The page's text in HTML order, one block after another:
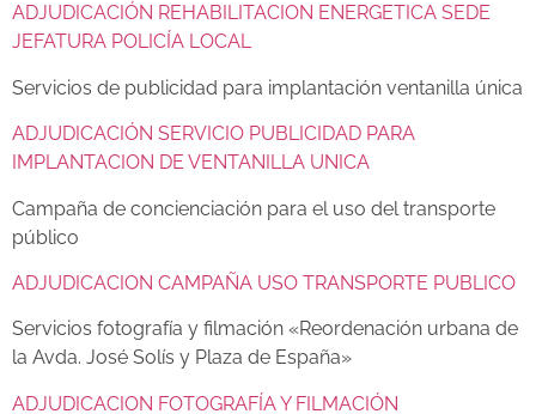
ADJUDICACIÓN REHABILITACION ENERGETICA SEDE
JEFATURA POLICÍA LOCAL
Servicios de publicidad para implantación ventanilla única
ADJUDICACIÓN SERVICIO PUBLICIDAD PARA
IMPLANTACION DE VENTANILLA UNICA
Campaña de concienciación para el uso del transporte
público
ADJUDICACION CAMPAÑA USO TRANSPORTE PUBLICO
Servicios fotografía y filmación «Reordenación urbana de
la Avda. José Solís y Plaza de España»
ADJUDICACION FOTOGRAFÍA Y FILMACIÓN